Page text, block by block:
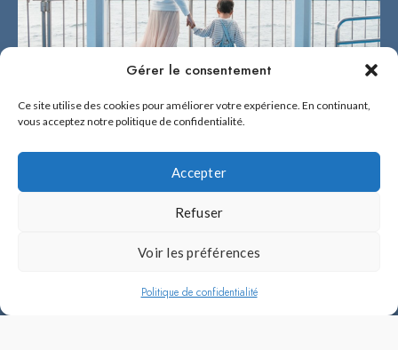
Gérer le consentement
Ce site utilise des cookies pour améliorer votre expérience. En continuant,
vous acceptez notre politique de confidentialité.
Accepter
Refuser
Voir les préférences
Politique de confidentialité
Béné no Fukuoka ! est fière d'être la référence en français sur Fukuoka et